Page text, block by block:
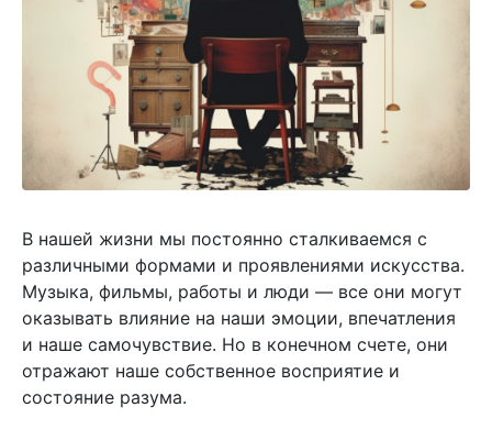
В нашей жизни мы постоянно сталкиваемся с
различными формами и проявлениями искусства.
Музыка, фильмы, работы и люди — все они могут
оказывать влияние на наши эмоции, впечатления
и наше самочувствие. Но в конечном счете, они
отражают наше собственное восприятие и
состояние разума.